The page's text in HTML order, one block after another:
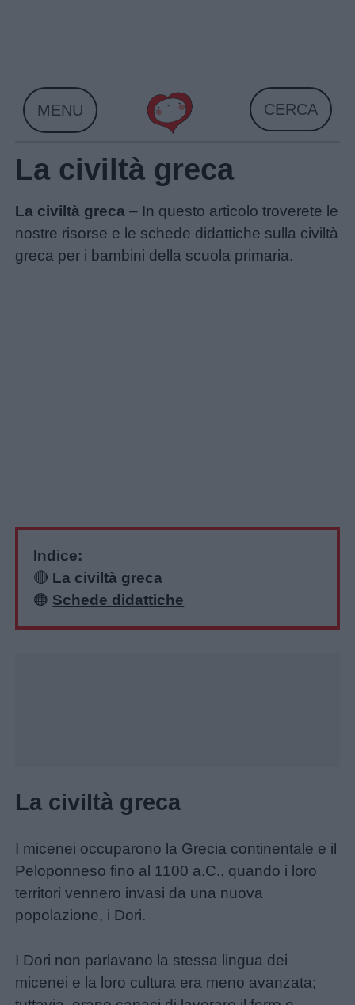
Home
MENU CERCA
La civiltà greca
La civiltà greca – In questo articolo troverete le
nostre risorse e le schede didattiche sulla civiltà
greca per i bambini della scuola primaria.
Indice:
🔴 La civiltà greca
🟠 Schede didattiche
La civiltà greca
I micenei occuparono la Grecia continentale e il
Peloponneso fino al 1100 a.C., quando i loro
territori vennero invasi da una nuova
popolazione, i Dori.
I Dori non parlavano la stessa lingua dei
micenei e la loro cultura era meno avanzata;